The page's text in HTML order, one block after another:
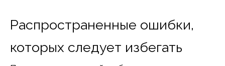
Распространенные ошибки,
которых следует избегать